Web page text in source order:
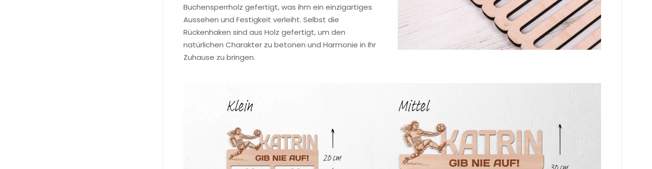
Buchensperrholz gefertigt, was ihm ein einzigartiges
Aussehen und Festigkeit verleiht. Selbst die
Rückenhaken sind aus Holz gefertigt, um den
natürlichen Charakter zu betonen und Harmonie in Ihr
Zuhause zu bringen.